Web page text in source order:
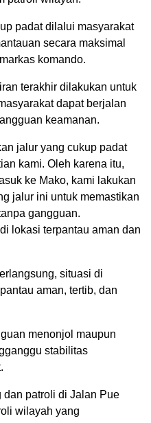
padat dilalui masyarakat
secara maksimal
komando.
terakhir dilakukan untuk
dapat berjalan
keamanan.
jalur yang cukup padat
kami. Oleh karena itu,
ke Mako, kami lakukan
jalur ini untuk memastikan
gangguan.
lokasi terpantau aman dan
situasi di
aman, tertib, dan
menonjol maupun
stabilitas
dan patroli di Jalan Pue
wilayah yang